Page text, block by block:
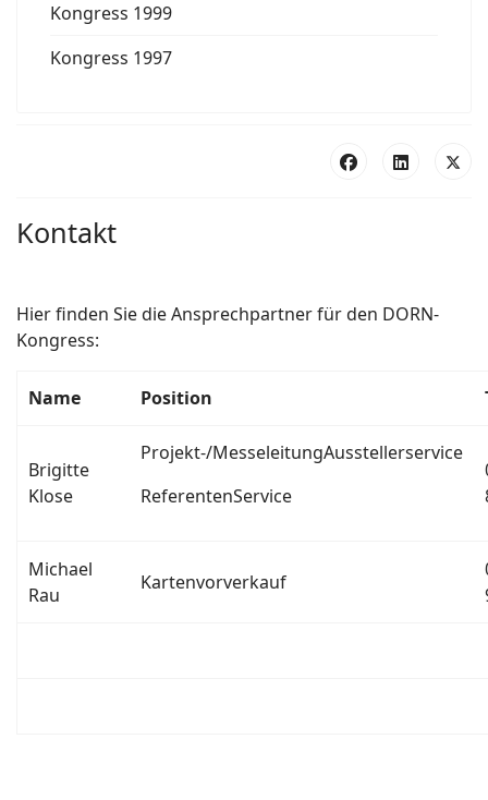
Kongress 1999
Kongress 1997
Kontakt
Hier finden Sie die Ansprechpartner für den DORN-
Kongress:
Name Position
Brigitte
Klose
Projekt-/MesseleitungAusstellerservice
ReferentenService
Michael
Rau
Kartenvorverkauf